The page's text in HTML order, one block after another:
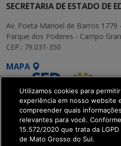
SECRETARIA DE ESTADO DE
Av. Poeta Manoel de Barros 1779
Parque dos Poderes - Campo
CEP.: 79.031-350
MAPA
SETDIG | Secretaria-
Utilizamos cookies para
experiência em nosso website
compreender quais
relevantes para você.
15.572/2020 que trata da
de Mato Grosso do Sul.